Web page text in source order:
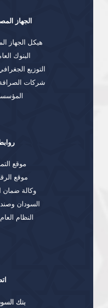
بنك
الجهاز
هيكل الجهاز
البنوك
التوزيع
شركات الصرافة
موقع
موقع
وكالة ضمان
السودان
النظام